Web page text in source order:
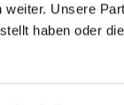
Unsere
haben oder